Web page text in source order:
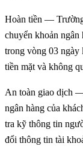
Hoàn tiền —
chuyển khoản ngân
trong vòng 03 ngày
tiền mặt và không
An toàn giao dịch
ngân hàng của
tra kỹ thông tin
đổi thông tin tài